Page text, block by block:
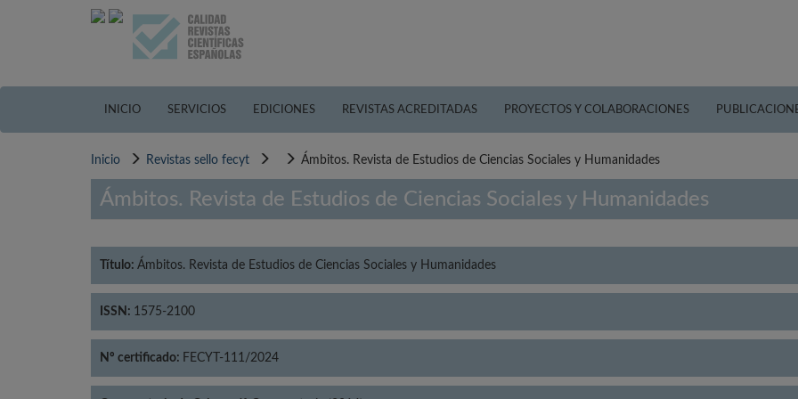
INICIO SERVICIOS EDICIONES REVISTAS ACREDITADAS PROYECTOS Y COLABORACIONES
Inicio Revistas sello fecyt Ámbitos. Revista de Estudios de Ciencias Sociales y Humanidades
Ámbitos. Revista de Estudios de Ciencias Sociales y Humanidades
Título: Ámbitos. Revista de Estudios de Ciencias Sociales y Humanidades
ISSN: 1575-2100
Nº certificado: FECYT-111/2024